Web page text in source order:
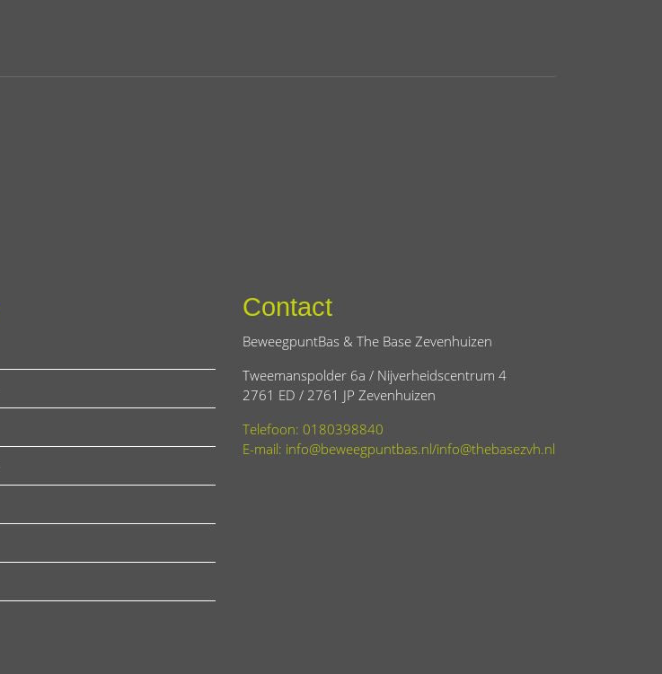
Contact
BeweegpuntBas & The Base Zevenhuizen
Tweemanspolder 6a / Nijverheidscentrum 4
2761 ED / 2761 JP Zevenhuizen
Telefoon: 0180398840
E-mail: info@beweegpuntbas.nl/info@thebasezvh.nl